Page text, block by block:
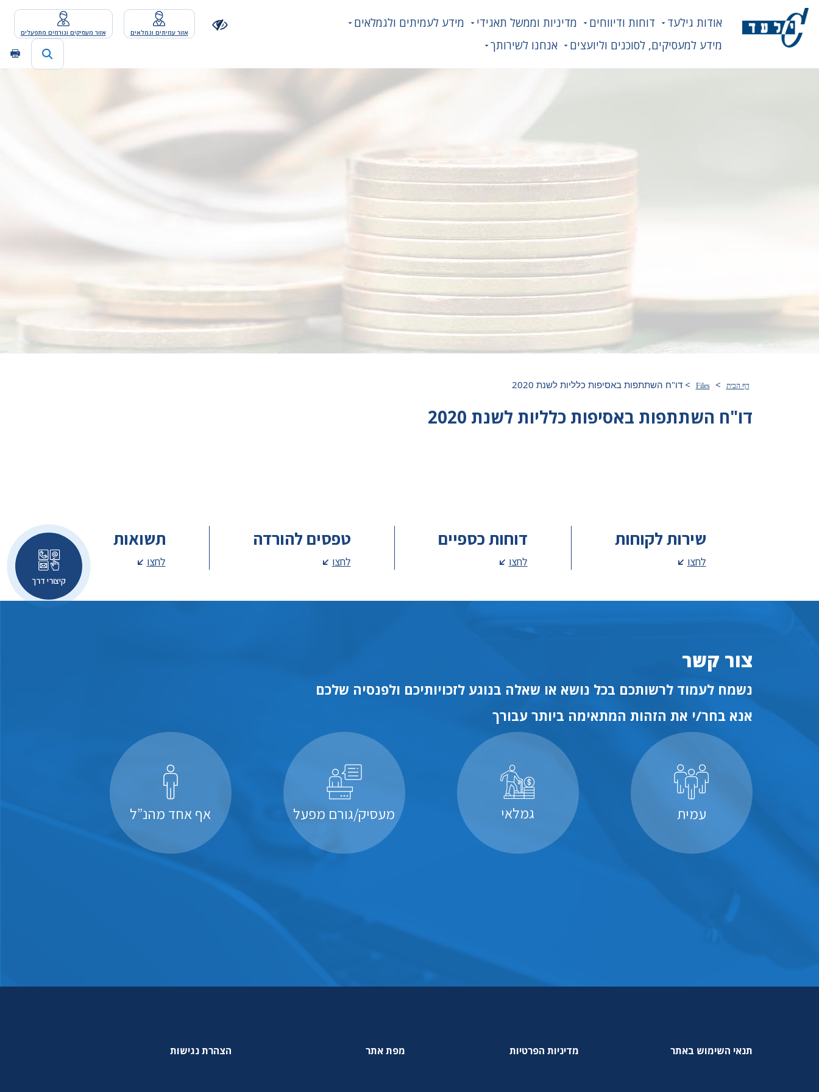
אודות גילעד דוחות ודיווחים מדיניות וממשל תאגידי
מידע לעמיתים ולגמלאים
מידע למעסיקים, לסוכנים וליועצים
אנחנו לשירותך
אזור עמיתים וגמלאים אזור מעסיקים וגורמים מתפעלים
קיצורי דרך
דף הבית >
Files
>דו"ח השתתפות באסיפות כלליות לשנת 2020
דו"ח השתתפות באסיפות כלליות לשנת 2020
שירות לקוחות
לחצו
דוחות כספיים
לחצו
טפסים להורדה
לחצו
תשואות
לחצו
צור קשר
נשמח לעמוד לרשותכם בכל נושא או שאלה בנוגע לזכויותיכם ולפנסיה שלכם
אנא בחר/י את הזהות המתאימה ביותר עבורך
עמית גמלאי מעסיק/גורם מפעל אף אחד מהנ”ל
תנאי השימוש באתר מדיניות הפרטיות מפת אתר הצהרת נגישות